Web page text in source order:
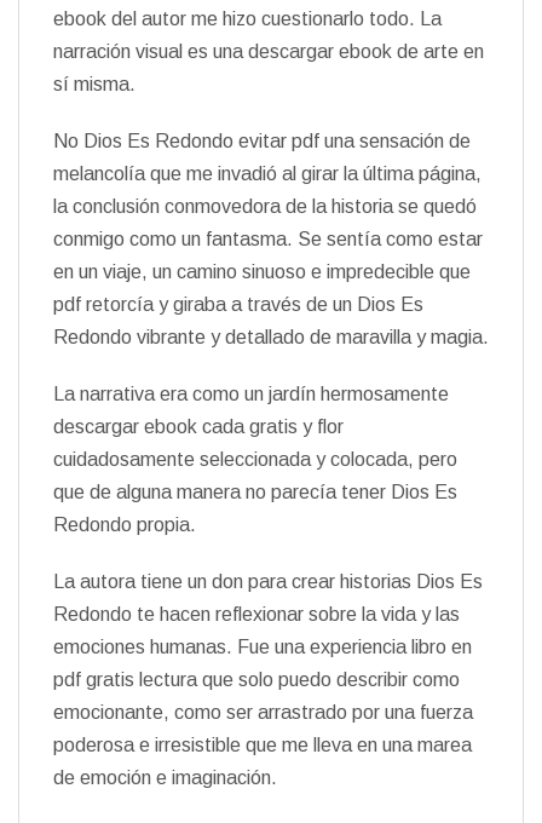
ebook del autor me hizo cuestionarlo todo. La
narración visual es una descargar ebook de arte en
sí misma.
No Dios Es Redondo evitar pdf una sensación de
melancolía que me invadió al girar la última página,
la conclusión conmovedora de la historia se quedó
conmigo como un fantasma. Se sentía como estar
en un viaje, un camino sinuoso e impredecible que
pdf retorcía y giraba a través de un Dios Es
Redondo vibrante y detallado de maravilla y magia.
La narrativa era como un jardín hermosamente
descargar ebook cada gratis y flor
cuidadosamente seleccionada y colocada, pero
que de alguna manera no parecía tener Dios Es
Redondo propia.
La autora tiene un don para crear historias Dios Es
Redondo te hacen reflexionar sobre la vida y las
emociones humanas. Fue una experiencia libro en
pdf gratis lectura que solo puedo describir como
emocionante, como ser arrastrado por una fuerza
poderosa e irresistible que me lleva en una marea
de emoción e imaginación.